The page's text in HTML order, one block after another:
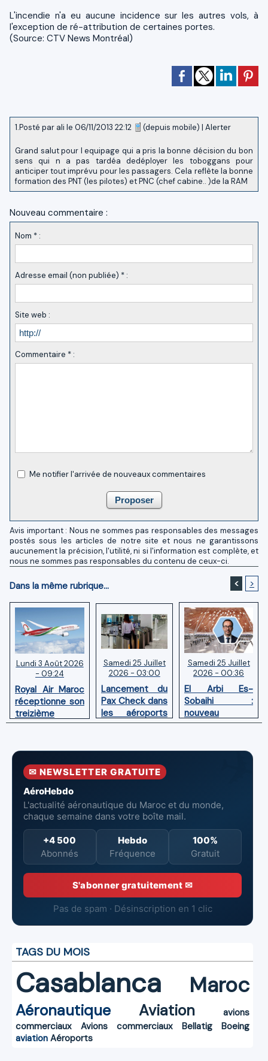
L'incendie n'a eu aucune incidence sur les autres vols, à
l'exception de ré-attribution de certaines portes.
(Source: CTV News Montréal)
1.Posté par ali le 06/11/2013 22:12 (depuis mobile) | Alerter
Grand salut pour l equipage qui a pris la bonne décision du bon
sens qui n a pas tardéa dedéployer les toboggans pour
anticiper tout imprévu pour les passagers. Cela reflète la bonne
formation des PNT (les pilotes) et PNC (chef cabine.. )de la RAM
Nouveau commentaire :
Nom * :
Adresse email (non publiée) * :
Site web :
Commentaire * :
Me notifier l'arrivée de nouveaux commentaires
Avis important : Nous ne sommes pas responsables des messages
postés sous les articles de notre site et nous ne garantissons
aucunement la précision, l'utilité, ni si l'information est complète, et
nous ne sommes pas responsables du contenu de ceux-ci.
Dans la même rubrique... < >
Lundi 3 Août 2026
- 09:24
Royal Air Maroc
réceptionne son
treizième
Boeing 787
Samedi 25 Juillet
2026 - 03:00
Lancement du
Pax Check dans
les aéroports
du Maroc
Samedi 25 Juillet
2026 - 00:36
El Arbi Es-
Sobaihi :
nouveau
directeur à la
l’Aéroport
Mohammed V
✉ NEWSLETTER GRATUITE
AéroHebdo
L'actualité aéronautique du Maroc et du monde,
chaque semaine dans votre boîte mail.
+4 500
Abonnés
Hebdo
Fréquence
100%
Gratuit
S'abonner gratuitement ✉
Pas de spam · Désinscription en 1 clic
TAGS DU MOIS
Casablanca Maroc
Aéronautique Aviation
avions
commerciaux
Avions commerciaux Bellatig
Boeing
aviation Aéroports